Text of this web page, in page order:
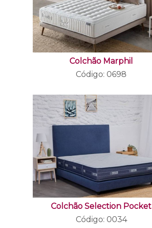
Colchão Marphil
Código: 0698
Colchão Selection Pocket
Código: 0034